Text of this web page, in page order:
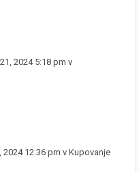
2024 5:18 pm v
2024 12:36 pm v Kupovanje